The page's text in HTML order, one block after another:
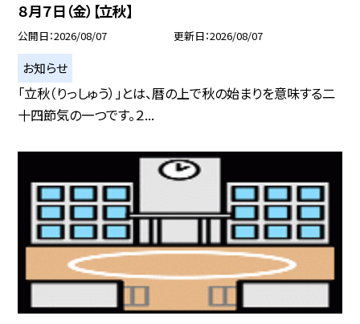
８月７日（金）【立秋】
公開日 2026/08/07 更新日 2026/08/07
お知らせ
「立秋（りっしゅう）」とは、暦の上で秋の始まりを意味する二
十四節気の一つです。２...